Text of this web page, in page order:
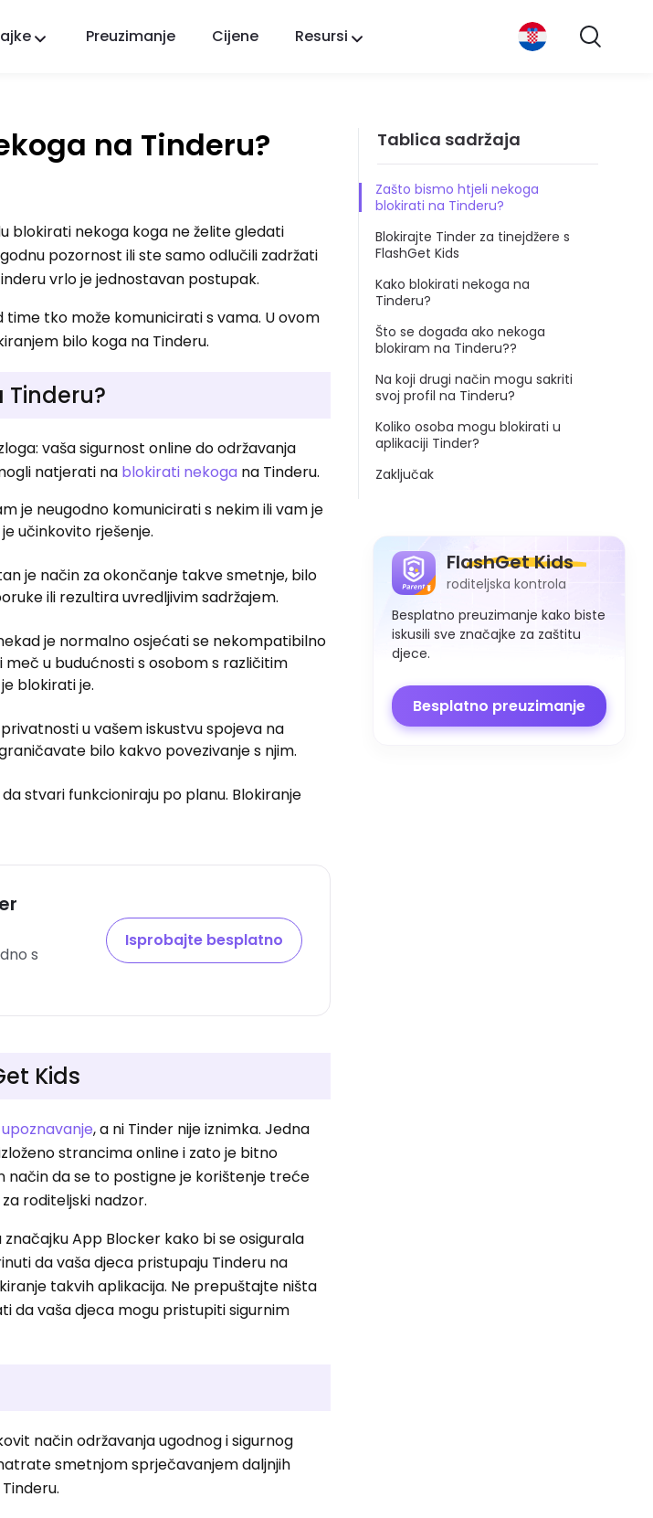
krađe vašeg telefona, naša
Preuzimanje Cijene Resursi
na Tinderu?
blokirati nekoga koga ne želite gledati
pozornost ili ste samo odlučili zadržati
vrlo je jednostavan postupak.
tko može komunicirati s vama. U ovom
bilo koga na Tinderu.
vaša sigurnost online do održavanja
natjerati na blokirati nekoga na Tinderu.
je neugodno komunicirati s nekim ili vam je
učinkovito rješenje.
je način za okončanje takve smetnje, bilo
ili rezultira uvredljivim sadržajem.
je normalno osjećati se nekompatibilno
meč u budućnosti s osobom s različitim
blokirati je.
u vašem iskustvu spojeva na
bilo kakvo povezivanje s njim.
stvari funkcioniraju po planu. Blokiranje
s
Isprobajte besplatno
Kids
, a ni Tinder nije iznimka. Jedna
strancima online i zato je bitno
način da se to postigne je korištenje treće
roditeljski nadzor.
značajku App Blocker kako bi se osigurala
da vaša djeca pristupaju Tinderu na
takvih aplikacija. Ne prepuštajte ništa
da vaša djeca mogu pristupiti sigurnim
način održavanja ugodnog i sigurnog
smetnjom sprječavanjem daljnjih
Tablica sadržaja
Zašto bismo htjeli nekoga
blokirati na Tinderu?
Blokirajte Tinder za tinejdžere s
FlashGet Kids
Kako blokirati nekoga na
Tinderu?
Što se događa ako nekoga
blokiram na Tinderu??
Na koji drugi način mogu sakriti
svoj profil na Tinderu?
Koliko osoba mogu blokirati u
aplikaciji Tinder?
Zaključak
FlashGet Kids
roditeljska kontrola
Besplatno preuzimanje kako biste
iskusili sve značajke za zaštitu
djece.
Besplatno preuzimanje